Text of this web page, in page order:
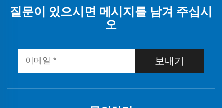
질문이 있으시면 메시지를 남겨 주십시
오
보내기